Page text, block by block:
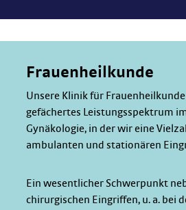
Frauenheilkunde
Unsere Klinik für
gefächertes Leistungsspektrum
Gynäkologie, in der wir eine
ambulanten und stationären
Ein wesentlicher Schwerpunkt
chirurgischen Eingriffen, u. a. bei